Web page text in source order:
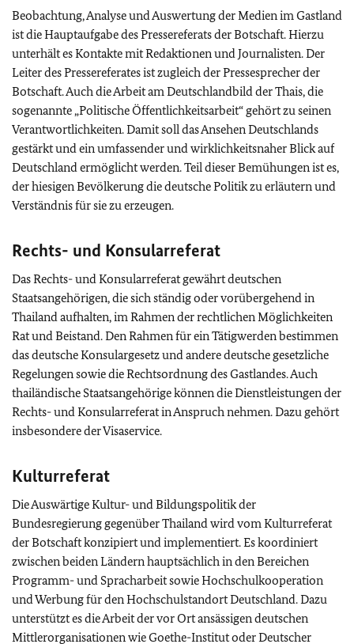
Beobachtung, Analyse und Auswertung der Medien im Gastland
ist die Hauptaufgabe des Pressereferats der Botschaft. Hierzu
unterhält es Kontakte mit Redaktionen und Journalisten. Der
Leiter des Pressereferates ist zugleich der Pressesprecher der
Botschaft. Auch die Arbeit am Deutschlandbild der Thais, die
sogenannte „Politische Öffentlichkeitsarbeit“ gehört zu seinen
Verantwortlichkeiten. Damit soll das Ansehen Deutschlands
gestärkt und ein umfassender und wirklichkeitsnaher Blick auf
Deutschland ermöglicht werden. Teil dieser Bemühungen ist es,
der hiesigen Bevölkerung die deutsche Politik zu erläutern und
Verständnis für sie zu erzeugen.
Rechts- und Konsularreferat
Das Rechts- und Konsularreferat gewährt deutschen
Staatsangehörigen, die sich ständig oder vorübergehend in
Thailand aufhalten, im Rahmen der rechtlichen Möglichkeiten
Rat und Beistand. Den Rahmen für ein Tätigwerden bestimmen
das deutsche Konsulargesetz und andere deutsche gesetzliche
Regelungen sowie die Rechtsordnung des Gastlandes. Auch
thailändische Staatsangehörige können die Dienstleistungen der
Rechts- und Konsularreferat in Anspruch nehmen. Dazu gehört
insbesondere der Visaservice.
Kulturreferat
Die Auswärtige Kultur- und Bildungspolitik der
Bundesregierung gegenüber Thailand wird vom Kulturreferat
der Botschaft konzipiert und implementiert. Es koordiniert
zwischen beiden Ländern hauptsächlich in den Bereichen
Programm- und Spracharbeit sowie Hochschulkooperation
und Werbung für den Hochschulstandort Deutschland. Dazu
unterstützt es die Arbeit der vor Ort ansässigen deutschen
Mittlerorganisationen wie Goethe-Institut oder Deutscher